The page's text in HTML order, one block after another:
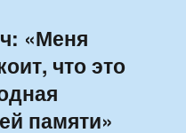
«Меня
что это
памяти»